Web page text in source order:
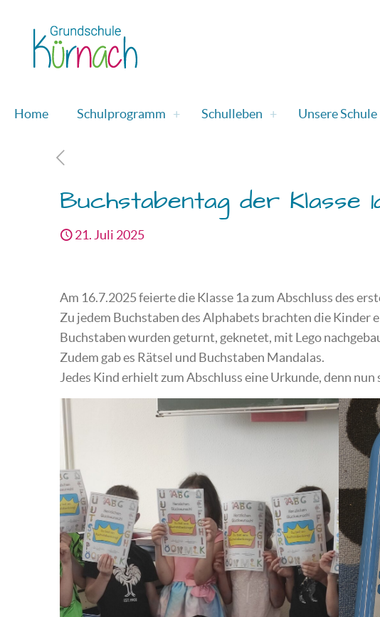
Home Schulprogramm Schulleben Unsere Schule
Buchstabentag der Klasse
21. Juli 2025
Am 16.7.2025 feierte die Klasse 1a zum Abschluss des
Zu jedem Buchstaben des Alphabets brachten die Kinder
Buchstaben wurden geturnt, geknetet, mit Lego
Zudem gab es Rätsel und Buchstaben Mandalas.
Jedes Kind erhielt zum Abschluss eine Urkunde, denn